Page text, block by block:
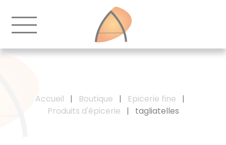
Accueil | Boutique | Epicerie fine
|
Produits d'épicerie
| tagliatelles